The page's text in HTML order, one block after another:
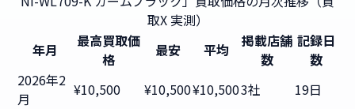
取X 実測）
年月
最高買取価
格
最安 平均
掲載店舗
数
記録日
数
2026年2
月
¥10,500 ¥10,500¥10,5003社
19日